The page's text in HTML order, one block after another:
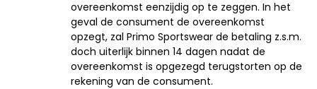
overeenkomst eenzijdig op te zeggen. In het
geval de consument de overeenkomst
opzegt, zal Primo Sportswear de betaling z.s.m.
doch uiterlijk binnen 14 dagen nadat de
overeenkomst is opgezegd terugstorten op de
rekening van de consument.